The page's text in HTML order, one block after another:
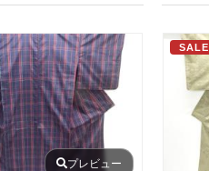
プレビュー
SALE